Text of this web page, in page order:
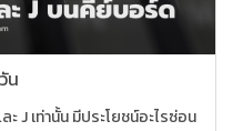
น
J เท่านั้น มีประโยชน์อะไรซ่อน